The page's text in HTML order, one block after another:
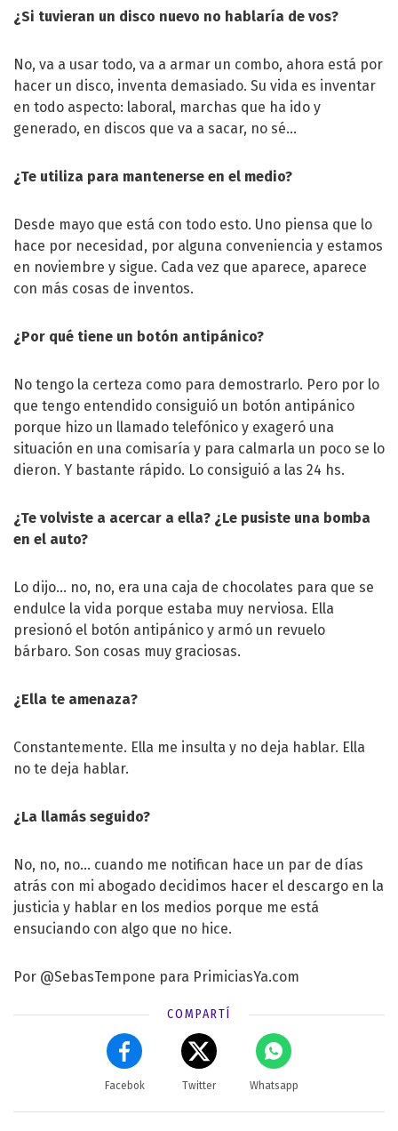
¿Si tuvieran un disco nuevo no hablaría de vos?
No, va a usar todo, va a armar un combo, ahora está por
hacer un disco, inventa demasiado. Su vida es inventar
en todo aspecto: laboral, marchas que ha ido y
generado, en discos que va a sacar, no sé…
¿Te utiliza para mantenerse en el medio?
Desde mayo que está con todo esto. Uno piensa que lo
hace por necesidad, por alguna conveniencia y estamos
en noviembre y sigue. Cada vez que aparece, aparece
con más cosas de inventos.
¿Por qué tiene un botón antipánico?
No tengo la certeza como para demostrarlo. Pero por lo
que tengo entendido consiguió un botón antipánico
porque hizo un llamado telefónico y exageró una
situación en una comisaría y para calmarla un poco se lo
dieron. Y bastante rápido. Lo consiguió a las 24 hs.
¿Te volviste a acercar a ella? ¿Le pusiste una bomba
en el auto?
Lo dijo… no, no, era una caja de chocolates para que se
endulce la vida porque estaba muy nerviosa. Ella
presionó el botón antipánico y armó un revuelo
bárbaro. Son cosas muy graciosas.
¿Ella te amenaza?
Constantemente. Ella me insulta y no deja hablar. Ella
no te deja hablar.
¿La llamás seguido?
No, no, no… cuando me notifican hace un par de días
atrás con mi abogado decidimos hacer el descargo en la
justicia y hablar en los medios porque me está
ensuciando con algo que no hice.
Por @SebasTempone para PrimiciasYa.com
COMPARTÍ
Facebok Twitter Whatsapp